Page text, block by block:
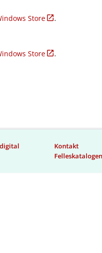
Store .
Store .
Kontakt
Felleskatalogen